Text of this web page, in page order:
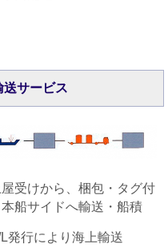
送サービス
受けから、梱包・タグ付
船サイドへ輸送・船積
発行により海上輸送